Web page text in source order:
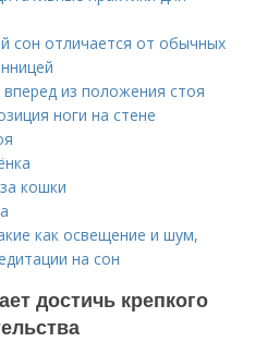
сон отличается от обычных
вперед из положения стоя
ноги на стене
кошки
как освещение и шум,
на сон
достичь крепкого